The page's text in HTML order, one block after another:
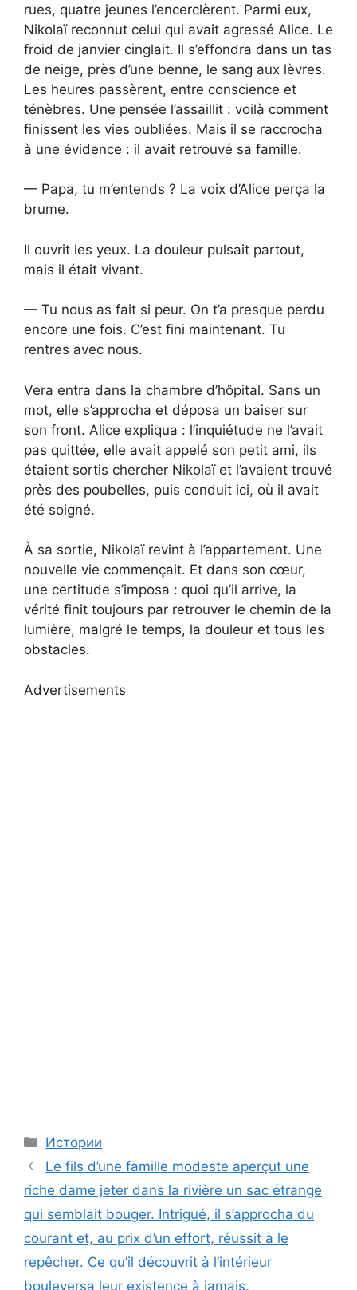
rues, quatre jeunes l’encerclèrent. Parmi eux,
Nikolaï reconnut celui qui avait agressé Alice. Le
froid de janvier cinglait. Il s’effondra dans un tas
de neige, près d’une benne, le sang aux lèvres.
Les heures passèrent, entre conscience et
ténèbres. Une pensée l’assaillit : voilà comment
finissent les vies oubliées. Mais il se raccrocha
à une évidence : il avait retrouvé sa famille.
— Papa, tu m’entends ? La voix d’Alice perça la
brume.
Il ouvrit les yeux. La douleur pulsait partout,
mais il était vivant.
— Tu nous as fait si peur. On t’a presque perdu
encore une fois. C’est fini maintenant. Tu
rentres avec nous.
Vera entra dans la chambre d’hôpital. Sans un
mot, elle s’approcha et déposa un baiser sur
son front. Alice expliqua : l’inquiétude ne l’avait
pas quittée, elle avait appelé son petit ami, ils
étaient sortis chercher Nikolaï et l’avaient trouvé
près des poubelles, puis conduit ici, où il avait
été soigné.
À sa sortie, Nikolaï revint à l’appartement. Une
nouvelle vie commençait. Et dans son cœur,
une certitude s’imposa : quoi qu’il arrive, la
vérité finit toujours par retrouver le chemin de la
lumière, malgré le temps, la douleur et tous les
obstacles.
Advertisements
Categories
Истории
Le fils d’une famille modeste aperçut une
riche dame jeter dans la rivière un sac étrange
qui semblait bouger. Intrigué, il s’approcha du
courant et, au prix d’un effort, réussit à le
repêcher. Ce qu’il découvrit à l’intérieur
bouleversa leur existence à jamais.